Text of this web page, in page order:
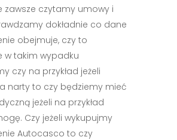
zawsze czytamy umowy i
dokładnie co dane
obejmuje, czy to
w takim wypadku
czy na przykład jeżeli
narty to czy będziemy mieć
jeżeli na przykład
Czy jeżeli wykupujmy
Autocasco to czy